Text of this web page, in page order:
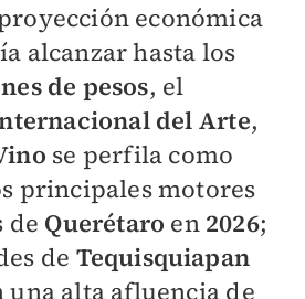
económica
alcanzar hasta los
de pesos, el
del Arte,
se perfila como
principales motores
de Querétaro en 2026;
de Tequisquiapan
una alta afluencia de